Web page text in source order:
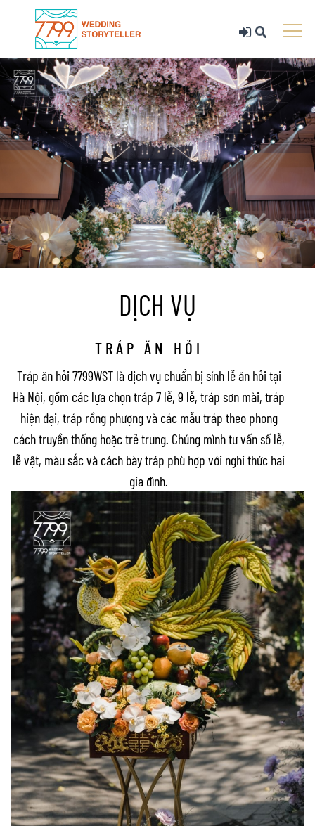
DỊCH VỤ
TRÁP ĂN HỎI
Tráp ăn hỏi 7799WST là dịch vụ chuẩn bị sính lễ ăn hỏi tại
Hà Nội, gồm các lựa chọn tráp 7 lễ, 9 lễ, tráp sơn mài, tráp
hiện đại, tráp rồng phượng và các mẫu tráp theo phong
cách truyền thống hoặc trẻ trung. Chúng mình tư vấn số lễ,
lễ vật, màu sắc và cách bày tráp phù hợp với nghi thức hai
gia đình.